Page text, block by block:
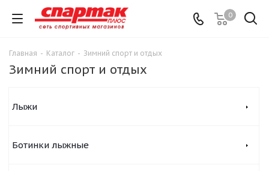
0
Главная - Каталог - Зимний спорт и отдых
Зимний спорт и отдых
Лыжи
Ботинки лыжные